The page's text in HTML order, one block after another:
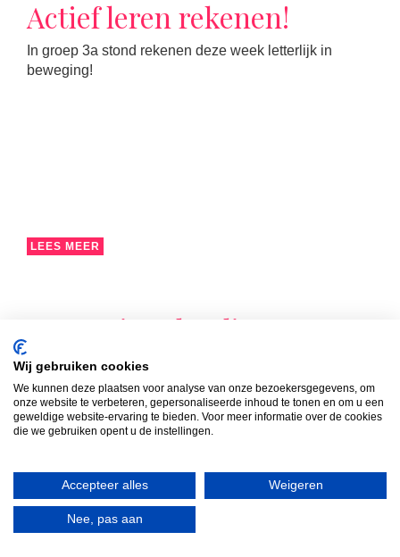
Actief leren rekenen!
In groep 3a stond rekenen deze week letterlijk in
beweging!
LEES MEER
Formatie schooljaar ’25 –
’26
Misschien wel één van de leukste en spannendste
momenten van het jaar: te horen krijgen wie je volgend
schooljaar als leerkracht krijgt.
Wij gebruiken cookies
We kunnen deze plaatsen voor analyse van onze bezoekersgegevens, om
onze website te verbeteren, gepersonaliseerde inhoud te tonen en om u een
geweldige website-ervaring te bieden. Voor meer informatie over de cookies
die we gebruiken opent u de instellingen.
Accepteer alles Weigeren
Nee, pas aan